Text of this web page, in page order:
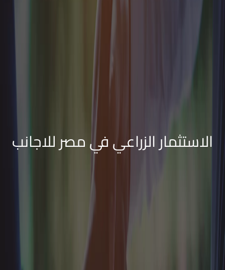
الاستثمار الزراعي في مصر للاجانب